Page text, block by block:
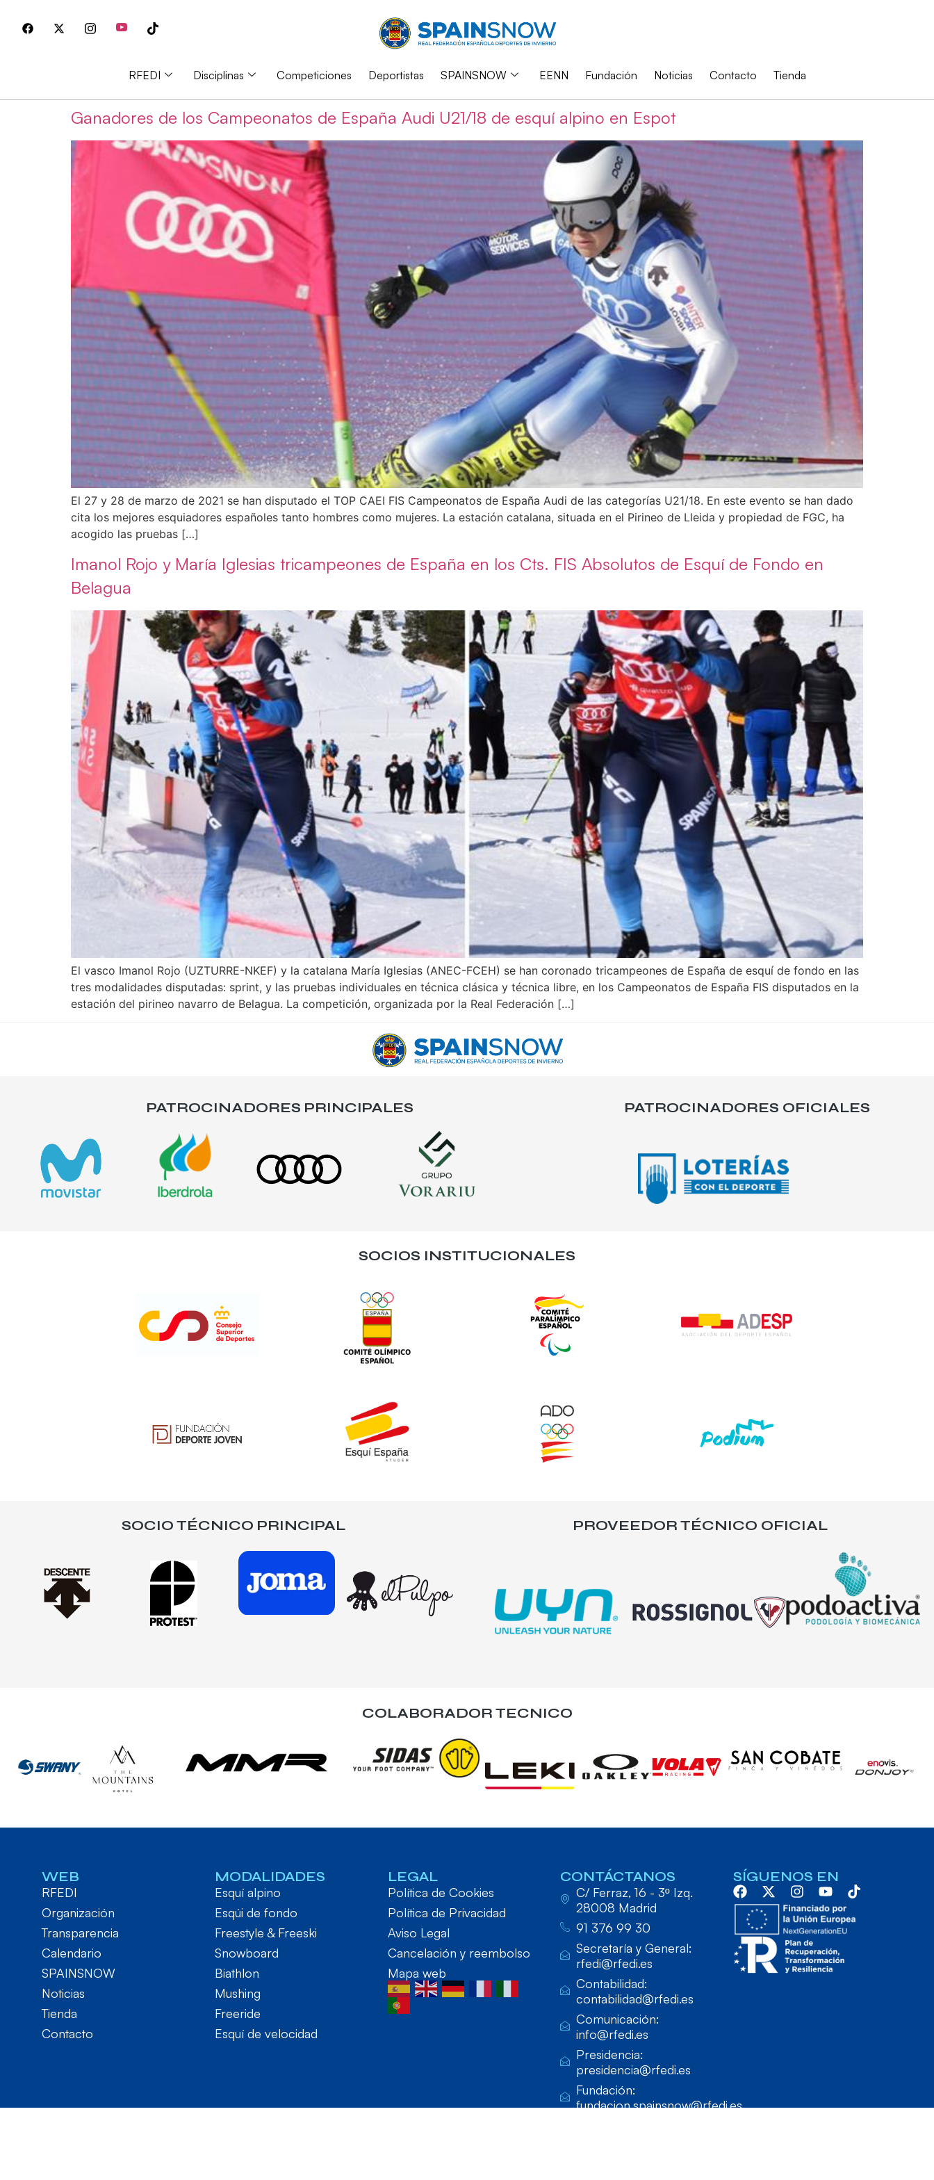
RFEDI Disciplinas Competiciones Deportistas SPAINSNOW EENN Fundación Noticias Contacto Tienda
Ganadores de los Campeonatos de España Audi U21/18 de esquí alpino en Espot
El 27 y 28 de marzo de 2021 se han disputado el TOP CAEI FIS Campeonatos de España Audi de las categorías U21/18. En este evento se han dado
cita los mejores esquiadores españoles tanto hombres como mujeres. La estación catalana, situada en el Pirineo de Lleida y propiedad de FGC, ha
acogido las pruebas […]
Imanol Rojo y María Iglesias tricampeones de España en los Cts. FIS Absolutos de Esquí de Fondo en
Belagua
El vasco Imanol Rojo (UZTURRE-NKEF) y la catalana María Iglesias (ANEC-FCEH) se han coronado tricampeones de España de esquí de fondo en las
tres modalidades disputadas: sprint, y las pruebas individuales en técnica clásica y técnica libre, en los Campeonatos de España FIS disputados en la
estación del pirineo navarro de Belagua. La competición, organizada por la Real Federación […]
PATROCINADORES PRINCIPALES PATROCINADORES OFICIALES
SOCIOS INSTITUCIONALES
SOCIO TÉCNICO PRINCIPAL PROVEEDOR TÉCNICO OFICIAL
COLABORADOR TECNICO
WEB
RFEDI
Organización
Transparencia
Calendario
SPAINSNOW
Noticias
Tienda
Contacto
MODALIDADES
Esquí alpino
Esqúi de fondo
Freestyle & Freeski
Snowboard
Biathlon
Mushing
Freeride
Esquí de velocidad
LEGAL
Política de Cookies
Política de Privacidad
Aviso Legal
Cancelación y reembolso
Mapa web
CONTÁCTANOS
C/ Ferraz, 16 - 3º Izq.
28008 Madrid
91 376 99 30
Secretaría y General:
rfedi@rfedi.es
Contabilidad:
contabilidad@rfedi.es
Comunicación:
info@rfedi.es
Presidencia:
presidencia@rfedi.es
Fundación:
fundacion.spainsnow@rfedi.es
SÍGUENOS EN